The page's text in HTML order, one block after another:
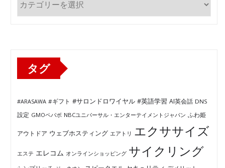
テ
タグ
#ARASAWA #ギフト #サロンドロワイヤル #英語学習 AI英会話 DNS
設定 GMOペパボ NBCユニバーサル・エンターテイメントジャパン ふわ姫
アウトドア ウェブホスティング エアトリ エクササイズ
エステ エレコム オンラインショッピング サイクリング